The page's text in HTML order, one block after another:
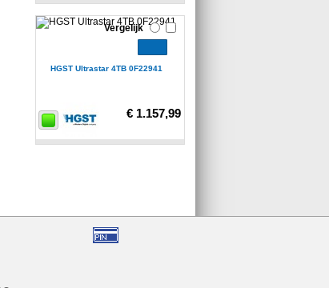
HGST Ultrastar 4TB 0F22941
€ 1.157,99
Vergelijk